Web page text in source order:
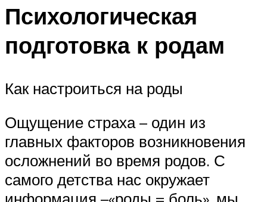
Психологическая
подготовка к родам
Как настроиться на роды
Ощущение страха – один из
главных факторов возникновения
осложнений во время родов. С
самого детства нас окружает